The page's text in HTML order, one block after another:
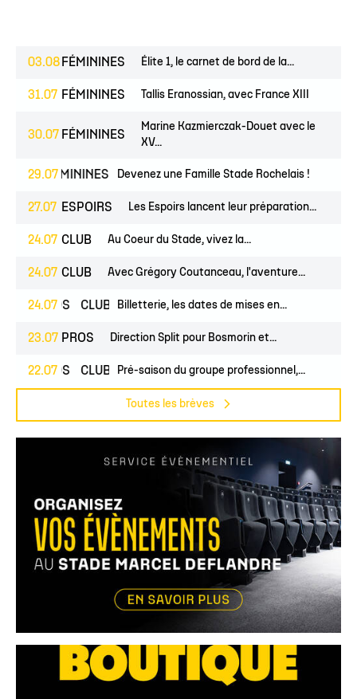
03.08 FÉMININES Élite 1, le carnet de bord de la...
31.07 FÉMININES Tallis Eranossian, avec France XIII
30.07 FÉMININES
Marine Kazmierczak-Douet avec le
XV...
29.07
FÉMININES CLUBDevenez une Famille Stade Rochelais !
27.07 ESPOIRS Les Espoirs lancent leur préparation...
24.07 CLUB Au Coeur du Stade, vivez la...
24.07 CLUB Avec Grégory Coutanceau, l'aventure...
24.07
PROS CLUB Billetterie, les dates de mises en...
23.07 PROS Direction Split pour Bosmorin et...
22.07
PROS CLUB Pré-saison du groupe professionnel,...
Toutes les brèves